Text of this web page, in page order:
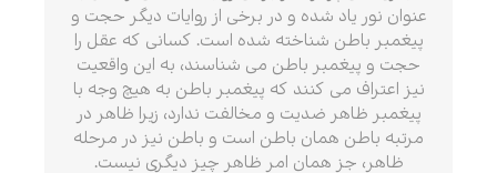
عنوان نور یاد شده ‏و در برخی از روایات دیگر حجت و
پیغمبر باطن شناخته شده است. کسانی که عقل را
حجت و پیغمبر باطن می شناسند، به این واقعیت
نیز اعتراف می کنند که پیغمبر باطن به هیچ وجه با
پیغمبر ظاهر ضدیت و مخالفت ندارد، زیرا ظاهر در
مرتبه باطن همان باطن است و باطن نیز در ‏مرحله
ظاهر، جز همان امر ظاهر چیز دیگری نیست.